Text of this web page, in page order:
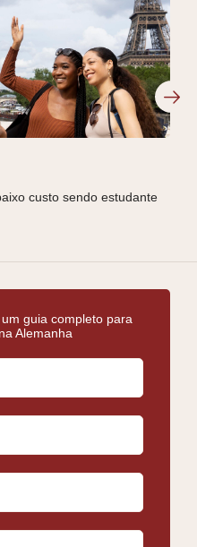
custo sendo estudante
um guia completo para
Alemanha